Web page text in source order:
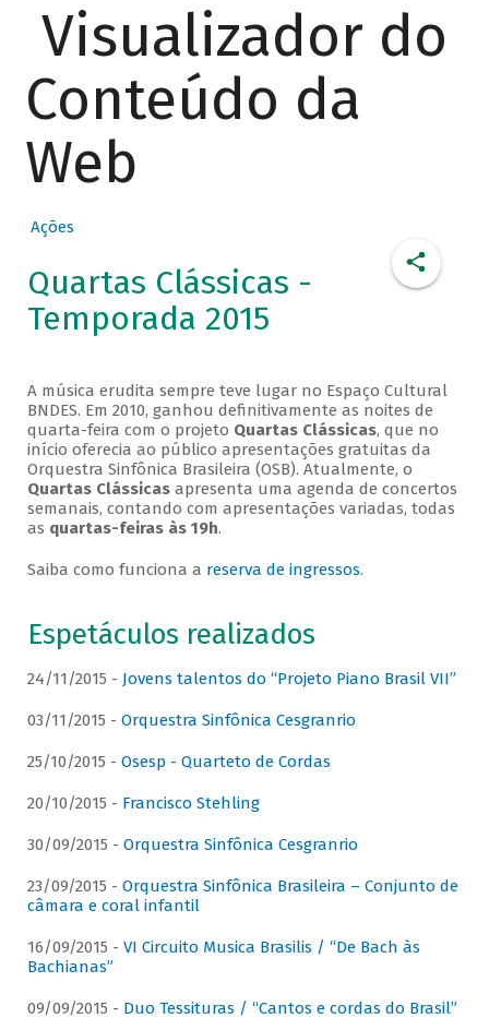
Visualizador do
Conteúdo da
Web
Ações
Quartas Clássicas -
Temporada 2015
A música erudita sempre teve lugar no Espaço Cultural
BNDES. Em 2010, ganhou definitivamente as noites de
quarta-feira com o projeto Quartas Clássicas, que no
início oferecia ao público apresentações gratuitas da
Orquestra Sinfônica Brasileira (OSB). Atualmente, o
Quartas Clássicasapresenta uma agenda de concertos
semanais, contando com apresentações variadas, todas
as quartas-feiras às 19h.
Saiba como funciona a reserva de ingressos.
Espetáculos realizados
24/11/2015 - Jovens talentos do “Projeto Piano Brasil VII”
03/11/2015 - Orquestra Sinfônica Cesgranrio
25/10/2015 - Osesp - Quarteto de Cordas
20/10/2015 - Francisco Stehling
30/09/2015 - Orquestra Sinfônica Cesgranrio
23/09/2015 - Orquestra Sinfônica Brasileira – Conjunto de
câmara e coral infantil
16/09/2015 - VI Circuito Musica Brasilis / “De Bach às
Bachianas”
09/09/2015 - Duo Tessituras / “Cantos e cordas do Brasil”